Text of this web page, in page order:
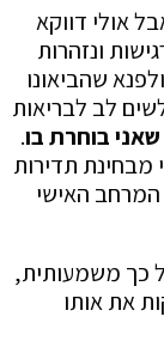
אולי דווקא
ונזהרות
שהביאונו
לב לבריאות
בוחרת בו.
מבחינת תדירות
האישי
כך משמעותית,
את אותו